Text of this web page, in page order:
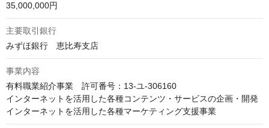
35,000,000円
主要取引銀行
みずほ銀行　恵比寿支店
事業内容
有料職業紹介事業　許可番号：13-ユ-306160
インターネットを活用した各種コンテンツ・サービスの企画・開発
インターネットを活用した各種マーケティング支援事業